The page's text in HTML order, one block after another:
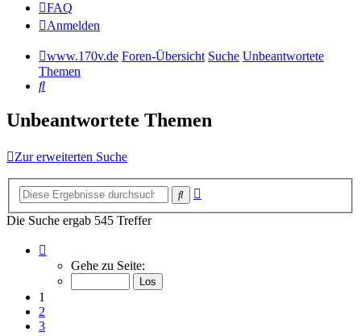
FAQ
Anmelden
www.170v.de Foren-Übersicht Suche Unbeantwortete
Themen
Suche
Unbeantwortete Themen
Zur erweiterten Suche
Suche
Die Suche ergab 545 Treffer
von
Gehe zu Seite:
1
2
3